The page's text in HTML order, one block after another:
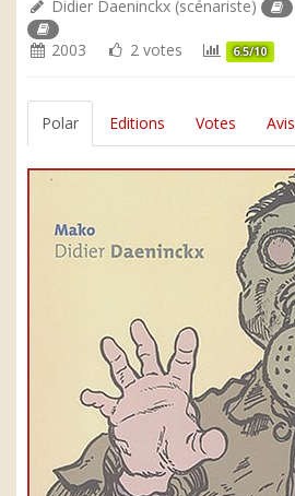
Didier Daeninckx (scénariste)
2003 2 votes 6.5/10
Polar Editions Votes Avis